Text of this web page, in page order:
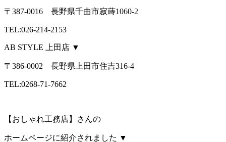
〒387-0016 長野県千曲市寂蒔1060-2
TEL:026-214-2153
AB STYLE 上田店 ▼
〒386-0002 長野県上田市住吉316-4
TEL:0268-71-7662
【おしゃれ工務店】さんの
ホームページに紹介されました ▼